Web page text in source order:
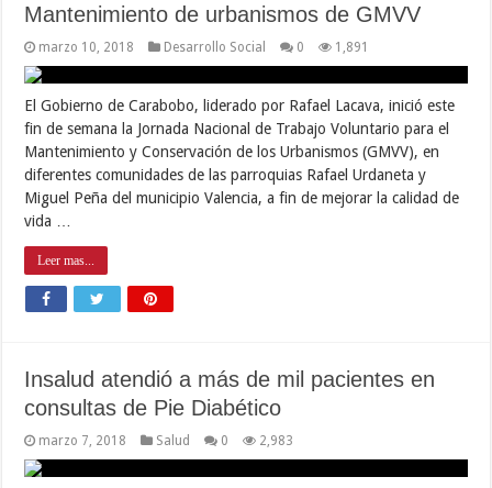
Mantenimiento de urbanismos de GMVV
marzo 10, 2018 Desarrollo Social 0 1,891
El Gobierno de Carabobo, liderado por Rafael Lacava, inició este
fin de semana la Jornada Nacional de Trabajo Voluntario para el
Mantenimiento y Conservación de los Urbanismos (GMVV), en
diferentes comunidades de las parroquias Rafael Urdaneta y
Miguel Peña del municipio Valencia, a fin de mejorar la calidad de
vida …
Leer mas...
Insalud atendió a más de mil pacientes en
consultas de Pie Diabético
marzo 7, 2018 Salud 0 2,983